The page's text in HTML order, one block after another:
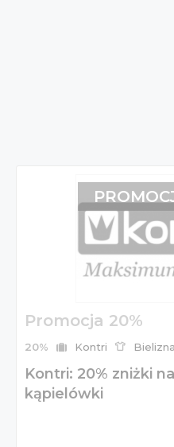
Promocja 20%
20% Kontri Bielizna
Kontri: 20% zniżki
kąpielówki